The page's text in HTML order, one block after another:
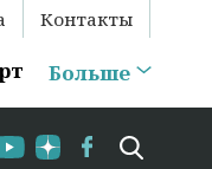
Контакты
Больше
движение